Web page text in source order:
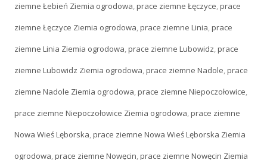
ziemne Łebień Ziemia ogrodowa,prace ziemne Łęczyce,prace
ziemne Łęczyce Ziemia ogrodowa,prace ziemne Linia,prace
ziemne Linia Ziemia ogrodowa,prace ziemne Lubowidz,prace
ziemne Lubowidz Ziemia ogrodowa,prace ziemne Nadole,prace
ziemne Nadole Ziemia ogrodowa,prace ziemne Niepoczołowice,
prace ziemne Niepoczołowice Ziemia ogrodowa,prace ziemne
Nowa Wieś Lęborska,prace ziemne Nowa Wieś Lęborska Ziemia
ogrodowa,prace ziemne Nowęcin,prace ziemne Nowęcin Ziemia